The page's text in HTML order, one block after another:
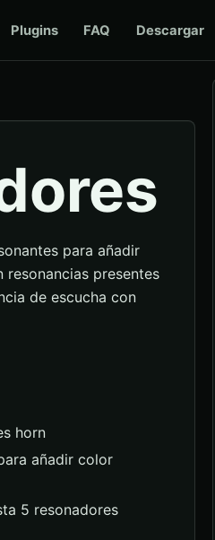
Plugins FAQ Descargar
para añadir
presentes
de escucha con
horn
añadir color
5 resonadores